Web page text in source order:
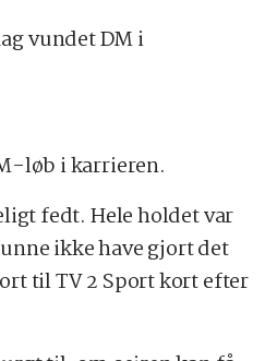
vundet DM i
løb i karrieren.
fedt. Hele holdet var
ikke have gjort det
til TV 2 Sport kort efter